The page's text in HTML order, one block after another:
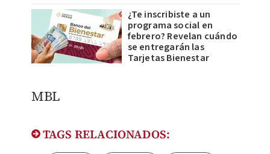
¿Te inscribiste a un
programa social en
febrero? Revelan cuándo
se entregarán las
Tarjetas Bienestar
MBL
TAGS RELACIONADOS: